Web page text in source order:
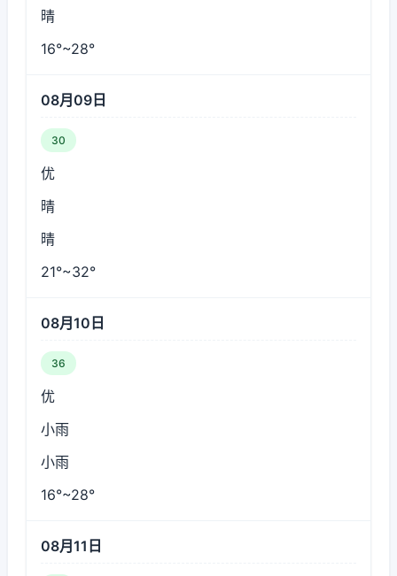
晴
16°~28°
08月09日
30
优
晴
晴
21°~32°
08月10日
36
优
小雨
小雨
16°~28°
08月11日